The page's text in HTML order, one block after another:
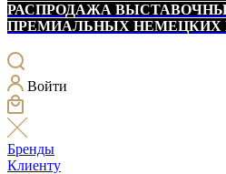
РАСПРОДАЖА
ПРЕМИАЛЬНЫХ НЕМЕЦКИХ
Войти
Бренды
Клиенту